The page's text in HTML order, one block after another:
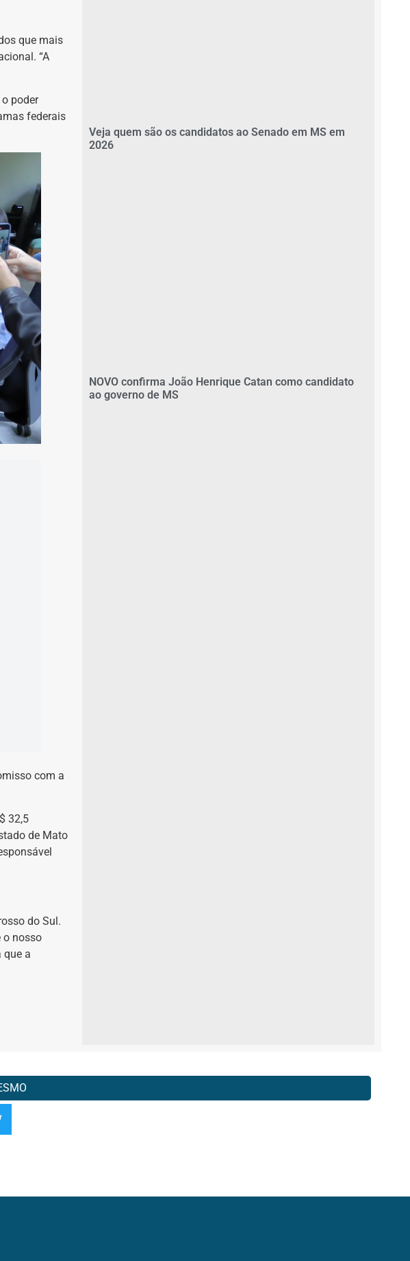
que mais
“A
poder
federais
com a
32,5
de Mato
do Sul.
o nosso
que a
Veja quem são os candidatos ao Senado em MS em
2026
NOVO confirma João Henrique Catan como candidato
ao governo de MS